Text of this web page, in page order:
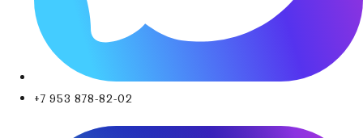
+7 953 878-82-02